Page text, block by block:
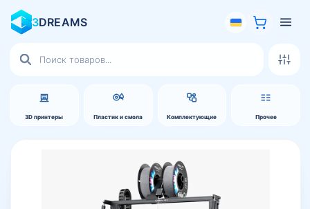
3DREAMS
3D принтеры Пластик и смола Комплектующие Прочее
товаров